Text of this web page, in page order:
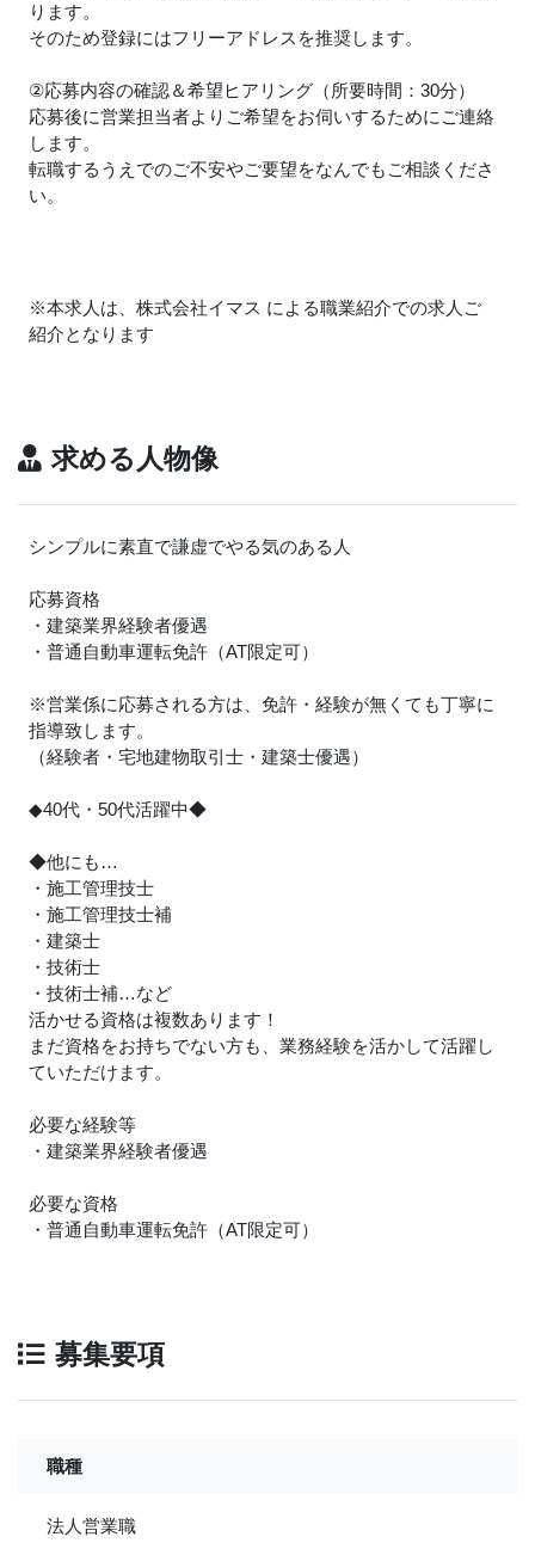
ります。
そのため登録にはフリーアドレスを推奨します。
②応募内容の確認＆希望ヒアリング（所要時間：30分）
応募後に営業担当者よりご希望をお伺いするためにご連絡
します。
転職するうえでのご不安やご要望をなんでもご相談くださ
い。
※本求人は、株式会社イマス による職業紹介での求人ご
紹介となります
求める人物像
シンプルに素直で謙虚でやる気のある人
応募資格
・建築業界経験者優遇
・普通自動車運転免許（AT限定可）
※営業係に応募される方は、免許・経験が無くても丁寧に
指導致します。
（経験者・宅地建物取引士・建築士優遇）
◆40代・50代活躍中◆
◆他にも…
・施工管理技士
・施工管理技士補
・建築士
・技術士
・技術士補…など
活かせる資格は複数あります！
まだ資格をお持ちでない方も、業務経験を活かして活躍し
ていただけます。
必要な経験等
・建築業界経験者優遇
必要な資格
・普通自動車運転免許（AT限定可）
募集要項
職種
法人営業職